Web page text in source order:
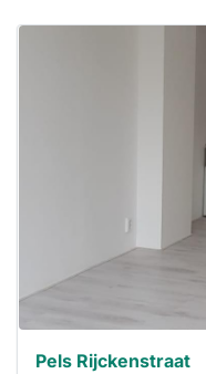
Pels Rijckenstraat